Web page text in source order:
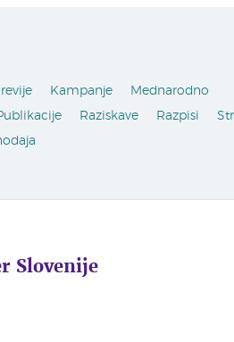
Kampanje
Mednarodno
Raziskave Razpisi
Slovenije